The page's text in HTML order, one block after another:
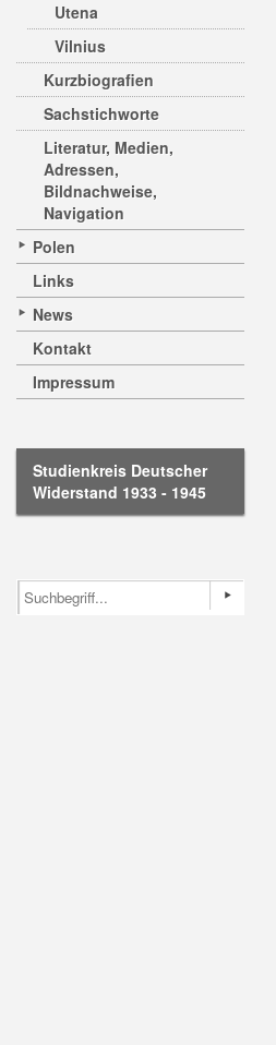
Utena
Vilnius
Kurzbiografien
Sachstichworte
Literatur, Medien,
Adressen,
Bildnachweise,
Navigation
Polen
Links
News
Kontakt
Impressum
Studienkreis Deutscher
Widerstand 1933 - 1945